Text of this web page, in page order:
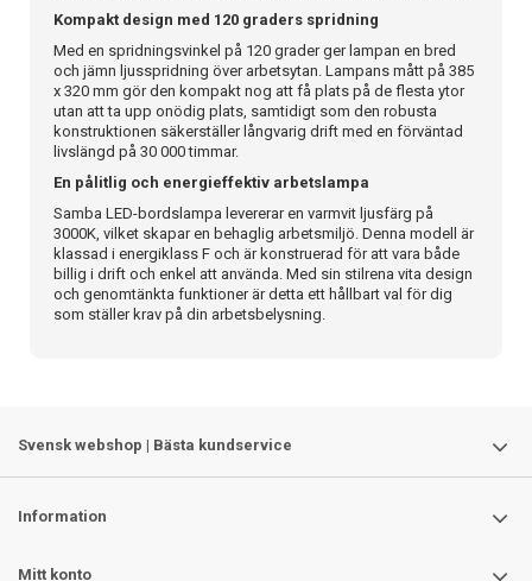
Kompakt design med 120 graders spridning
Med en spridningsvinkel på 120 grader ger lampan en bred
och jämn ljusspridning över arbetsytan. Lampans mått på 385
x 320 mm gör den kompakt nog att få plats på de flesta ytor
utan att ta upp onödig plats, samtidigt som den robusta
konstruktionen säkerställer långvarig drift med en förväntad
livslängd på 30 000 timmar.
En pålitlig och energieffektiv arbetslampa
Samba LED-bordslampa levererar en varmvit ljusfärg på
3000K, vilket skapar en behaglig arbetsmiljö. Denna modell är
klassad i energiklass F och är konstruerad för att vara både
billig i drift och enkel att använda. Med sin stilrena vita design
och genomtänkta funktioner är detta ett hållbart val för dig
som ställer krav på din arbetsbelysning.
Svensk webshop | Bästa kundservice
Information
Mitt konto